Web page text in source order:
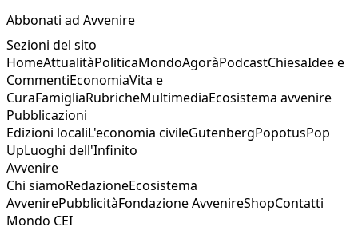
Abbonati ad Avvenire
Sezioni del sito
HomeAttualitàPoliticaMondoAgoràPodcastChiesaIdee e
CommentiEconomiaVita e
CuraFamigliaRubricheMultimediaEcosistema avvenire
Pubblicazioni
Edizioni localiL'economia civileGutenbergPopotusPop
UpLuoghi dell'Infinito
Avvenire
Chi siamoRedazioneEcosistema
AvvenirePubblicitàFondazione AvvenireShopContatti
Mondo CEI